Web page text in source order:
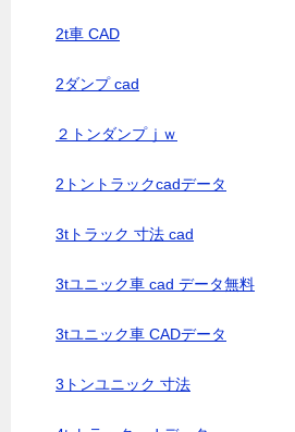
2t車 CAD
2ダンプ cad
２トンダンプｊｗ
2トントラックcadデータ
3tトラック 寸法 cad
3tユニック車 cad データ無料
3tユニック車 CADデータ
3トンユニック 寸法